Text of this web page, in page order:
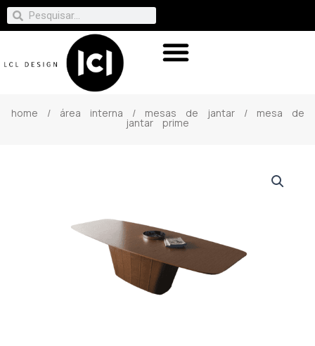
home / área interna / mesas de jantar/ mesa de
jantar prime